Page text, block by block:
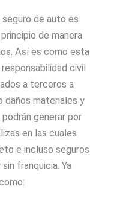
de auto es
de manera
Así es como esta
civil
a terceros a
daños materiales y
generar por
en las cuales
e incluso seguros
franquicia. Ya